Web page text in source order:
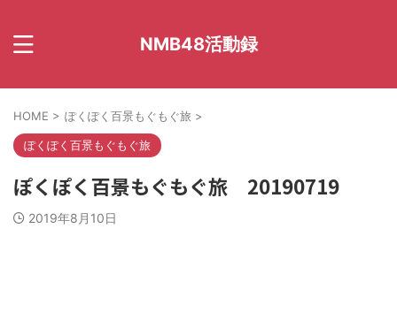
NMB48活動録
HOME > ぽくぽく百景もぐもぐ旅 >
ぽくぽく百景もぐもぐ旅
ぽくぽく百景もぐもぐ旅 20190719
2019年8月10日